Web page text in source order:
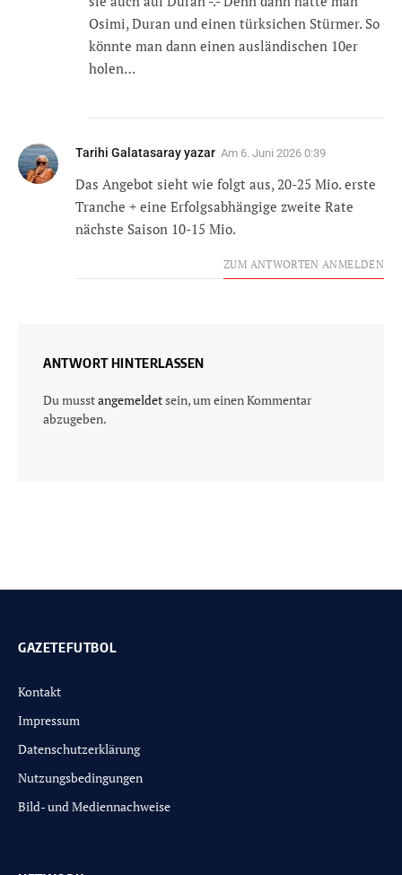
Osimi, Duran und einen türksichen Stürmer. So
könnte man dann einen ausländischen 10er
holen…
Tarihi Galatasaray yazar Am 6. Juni 2026 0:39
Das Angebot sieht wie folgt aus, 20-25 Mio. erste
Tranche + eine Erfolgsabhängige zweite Rate
nächste Saison 10-15 Mio.
ZUM ANTWORTEN ANMELDEN
ANTWORT HINTERLASSEN
Du musstangemeldetsein, um einen Kommentar
abzugeben.
GAZETEFUTBOL
Kontakt
Impressum
Datenschutzerklärung
Nutzungsbedingungen
Bild- und Mediennachweise